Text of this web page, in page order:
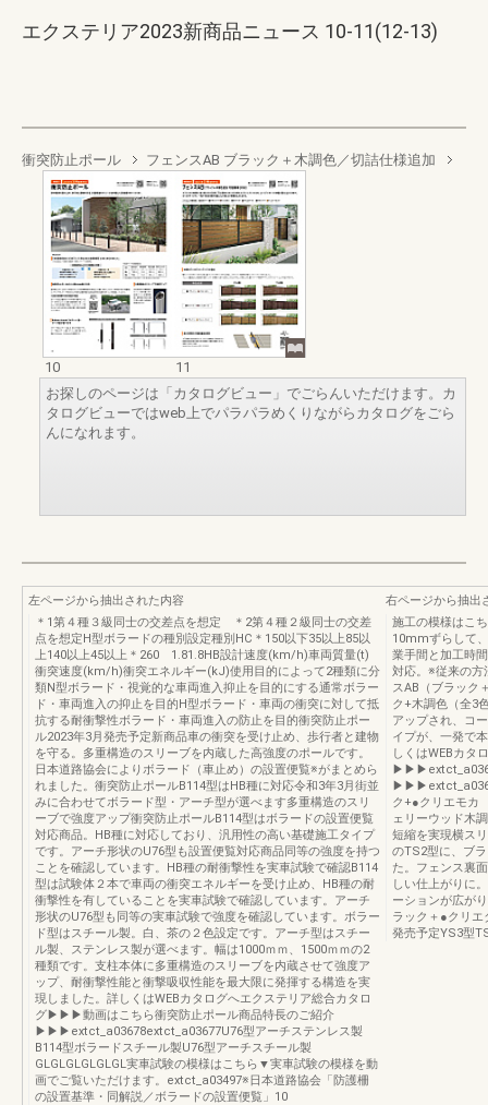
エクステリア2023新商品ニュース 10-11(12-13)
衝突防止ポール フェンスAB ブラック＋木調色／切詰仕様追加
10
11
お探しのページは「カタログビュー」でごらんいただけます。カ
タログビューではweb上でパラパラめくりながらカタログをごら
んになれます。
左ページから抽出された内容
＊1第４種３級同士の交差点を想定 ＊2第４種２級同士の交差
点を想定H型ボラードの種別設定種別HC＊150以下35以上85以
上140以上45以上＊260 1.81.8HB設計速度(km/h)車両質量(t)
衝突速度(km/h)衝突エネルギー(kJ)使用目的によって2種類に分
類N型ボラード・視覚的な車両進入抑止を目的にする通常ボラー
ド・車両進入の抑止を目的H型ボラード・車両の衝突に対して抵
抗する耐衝撃性ボラード・車両進入の防止を目的衝突防止ポー
ル2023年3月発売予定新商品車の衝突を受け止め、歩行者と建物
を守る。多重構造のスリーブを内蔵した高強度のポールです。
日本道路協会によりボラード（車止め）の設置便覧※がまとめら
れました。衝突防止ポールB114型はHB種に対応令和3年3月街並
みに合わせてボラード型・アーチ型が選べます多重構造のスリ
ーブで強度アップ衝突防止ポールB114型はボラードの設置便覧
対応商品。HB種に対応しており、汎用性の高い基礎施工タイプ
です。アーチ形状のU76型も設置便覧対応商品同等の強度を持つ
ことを確認しています。HB種の耐衝撃性を実車試験で確認B114
型は試験体２本で車両の衝突エネルギーを受け止め、HB種の耐
衝撃性を有していることを実車試験で確認しています。アーチ
形状のU76型も同等の実車試験で強度を確認しています。ボラー
ド型はスチール製。白、茶の２色設定です。アーチ型はスチー
ル製、ステンレス製が選べます。幅は1000ｍｍ、1500ｍｍの2
種類です。支柱本体に多重構造のスリーブを内蔵させて強度ア
ップ、耐衝撃性能と衝撃吸収性能を最大限に発揮する構造を実
現しました。詳しくはWEBカタログへエクステリア総合カタロ
グ▶▶▶動画はこちら衝突防止ポール商品特長のご紹介
▶▶▶extct_a03678extct_a03677U76型アーチステンレス製
B114型ボラードスチール製U76型アーチスチール製
GLGLGLGLGLGL実車試験の模様はこちら▼実車試験の模様を動
画でご覧いただけます。extct_a03497※日本道路協会「防護柵
の設置基準・同解説／ボラードの設置便覧」10
右ページから抽出
施工の模様はこ
10mmずらして
業手間と加工時
対応。※従来の方
スAB（ブラック
ク+木調色（全3
アップされ、コ
イプが、一発で
しくはWEBカタ
ク+●クリエモ
ェリーウッド木
短縮を実現横ス
のTS2型に、ブ
た。フェンス裏
しい仕上がりに
ーションが広が
ラック＋●クリ
発売予定YS3型